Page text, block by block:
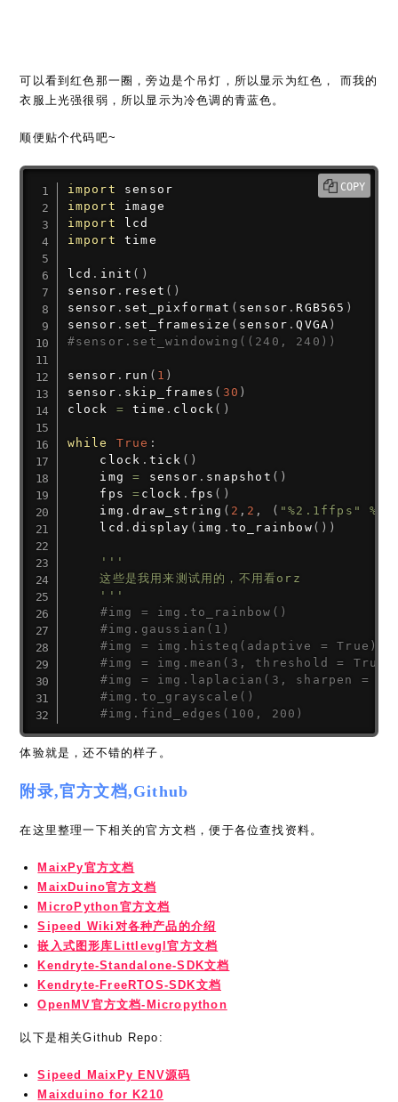
可以看到红色那一圈，旁边是个吊灯，所以显示为红色， 而我的
衣服上光强很弱，所以显示为冷色调的青蓝色。
顺便贴个代码吧~
import
import
import
import
time
lcd . init ( )
sensor . reset ( )
sensor . set_pixformat ( sensor .RGB565 )
sensor . set_framesize ( sensor .QVGA )
#sensor.set_windowing((240, 240))
sensor . run ( 1 )
sensor . skip_frames ( 30 )
clock = time . clock ( )
while True :
    clock
. tick ( )
    img
= sensor . snapshot ( )
    fps
= clock . fps ( )
    img
.draw_string ( 2 , 2 , ( "%2.1ffps" %
    lcd
.display ( img . to_rainbow ( ) )
'''
    这些是我用来测试用的，不用看orz
    '''
#img = img.to_rainbow()
#img.gaussian(1)
#img = img.histeq(adaptive = True)
#img = img.mean(3, threshold = True)
#img = img.laplacian(3, sharpen =
#img.to_grayscale()
#img.find_edges(100, 200)
COPY
体验就是，还不错的样子。
附录,官方文档,Github
在这里整理一下相关的官方文档，便于各位查找资料。
MaixPy官方文档
MaixDuino官方文档
MicroPython官方文档
Sipeed Wiki对各种产品的介绍
嵌入式图形库Littlevgl官方文档
Kendryte-Standalone-SDK文档
Kendryte-FreeRTOS-SDK文档
OpenMV官方文档-Micropython
以下是相关Github Repo:
Sipeed MaixPy ENV源码
Maixduino for K210